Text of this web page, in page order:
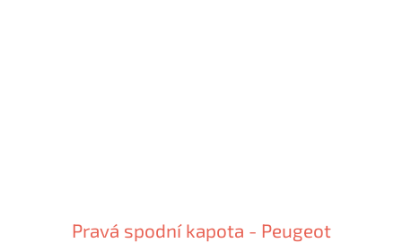
Pravá spodní kapota - Peugeot